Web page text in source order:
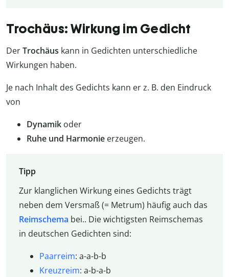
Trochäus: Wirkung im Gedicht
DerTrochäus kann in Gedichten unterschiedliche
Wirkungen haben.
Je nach Inhalt des Gedichts kann er z. B. den Eindruck
von
Dynamik oder
Ruhe und Harmonie erzeugen.
Tipp
Zur klanglichen Wirkung eines Gedichts trägt
neben dem Versmaß (= Metrum) häufig auch das
Reimschema bei.. Die wichtigsten Reimschemas
in deutschen Gedichten sind:
Paarreim: a-a-b-b
Kreuzreim: a-b-a-b